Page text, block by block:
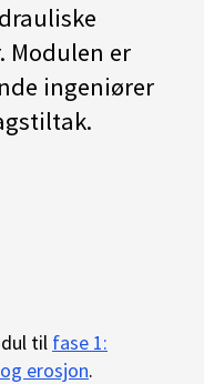
Modulen er
ingeniører
til fase 1:
erosjon.